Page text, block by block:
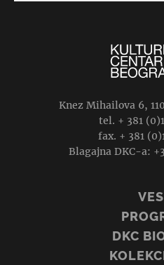
bijenale: BLUE
digitalne umetnosti Midnight
Njujorku i prikazuje
26.06.2021, 19:30.